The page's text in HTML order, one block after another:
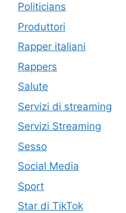
Politicians
Produttori
Rapper italiani
Rappers
Salute
Servizi di streaming
Servizi Streaming
Sesso
Social Media
Sport
Star di TikTok